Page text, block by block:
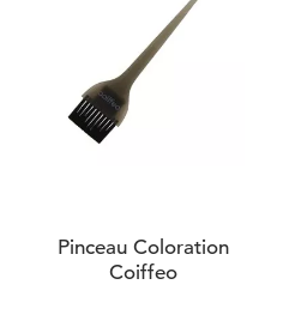
Pinceau Coloration
Coiffeo